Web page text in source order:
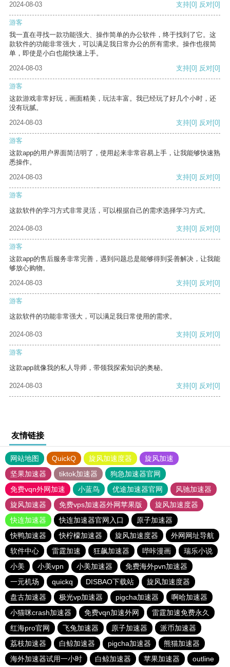
2024-08-03
支持[0] 反对[0]
游客
我一直在寻找一款功能强大、操作简单的办公软件，终于找到了它。这
款软件的功能非常强大，可以满足我日常办公的所有需求。操作也很简
单，即使是小白也能快速上手。
2024-08-03
支持[0] 反对[0]
游客
这款游戏非常好玩，画面精美，玩法丰富。我已经玩了好几个小时，还
没有玩腻。
2024-08-03
支持[0] 反对[0]
游客
这款app的用户界面简洁明了，使用起来非常容易上手，让我能够快速熟
悉操作。
2024-08-03
支持[0] 反对[0]
游客
这款软件的学习方式非常灵活，可以根据自己的需求选择学习方式。
2024-08-03 支持[0] 反对[0]
游客
这款app的售后服务非常完善，遇到问题总是能够得到妥善解决，让我能
够放心购物。
2024-08-03
支持[0] 反对[0]
游客
这款软件的功能非常强大，可以满足我日常使用的需求。
2024-08-03 支持[0] 反对[0]
游客
这款app就像我的私人导师，带领我探索知识的奥秘。
2024-08-03 支持[0] 反对[0]
友情链接
网站地图 QuickQ 旋风加速度器
旋风加速
坚果加速器
tiktok加速器
狗急加速器官网
免费vqn外网加速
小蓝鸟 优途加速器官网
风驰加速器
旋风加速器
免费vps加速器外网苹果版
旋风加速度器
快连加速器
快连加速器官网入口
原子加速器
快鸭加速器
快柠檬加速器 旋风加速度器
外网网址导航
软件中心
雷霆加速 狂飙加速器 哔咔漫画
瑞乐小说
小美
小美vpn 小美加速器
免费海外pvn加速器
一元机场
quickq DISBAO下载站
旋风加速度器
盘古加速器
极光vp加速器 pigcha加速器
啊哈加速器
小猫咪crash加速器
免费vqn加速外网
雷霆加速免费永久
红海pro官网
飞兔加速器 原子加速器
派币加速器
荔枝加速器
白鲸加速器 pigcha加速器
熊猫加速器
海外加速器试用一小时
白鲸加速器 苹果加速器 outline